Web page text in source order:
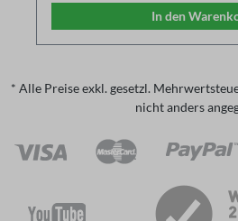
Kalibrierzertifikat in
Gerätereinigung
In den
* Alle Preise exkl. gesetzl.
nicht anders